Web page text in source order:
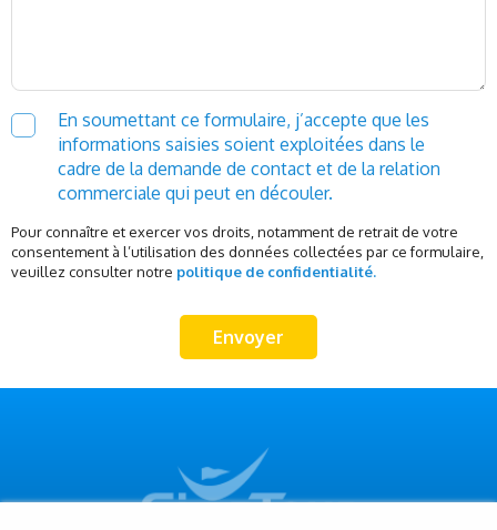
En soumettant ce formulaire, j’accepte que les
informations saisies soient exploitées dans le
cadre de la demande de contact et de la relation
commerciale qui peut en découler.
Pour connaître et exercer vos droits, notamment de retrait de votre
consentement à l’utilisation des données collectées par ce formulaire,
veuillez consulter notre politique de confidentialité.